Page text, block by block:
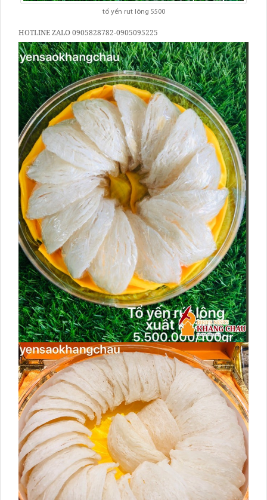
tồ yến rut lông 5500
HOTLINE ZALO 0905828782-0905095225